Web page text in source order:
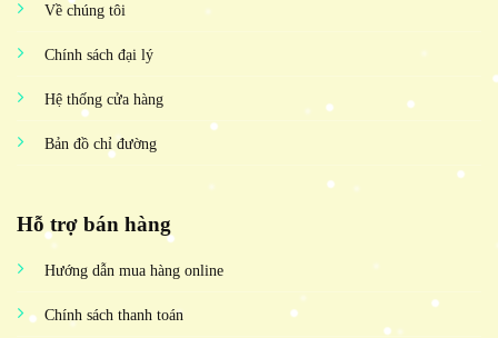
Về chúng tôi
Chính sách đại lý
Hệ thống cửa hàng
Bản đồ chỉ đường
Hỗ trợ bán hàng
Hướng dẫn mua hàng online
Chính sách thanh toán